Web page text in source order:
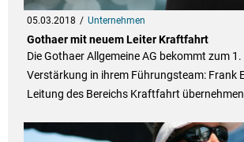
05.03.2018 Unternehmen
Gothaer mit neuem Leiter Kraftfahrt
Die Gothaer Allgemeine AG bekommt zum
Verstärkung in ihrem Führungsteam: Frank
Leitung des Bereichs Kraftfahrt